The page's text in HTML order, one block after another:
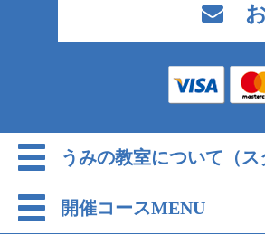
お
うみの教室について（
開催コースMENU